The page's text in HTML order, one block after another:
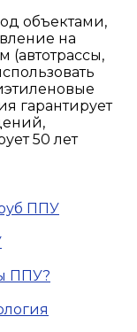
объектами,
на
(автотрассы,
гарантирует
50 лет
ППУ
ППУ?